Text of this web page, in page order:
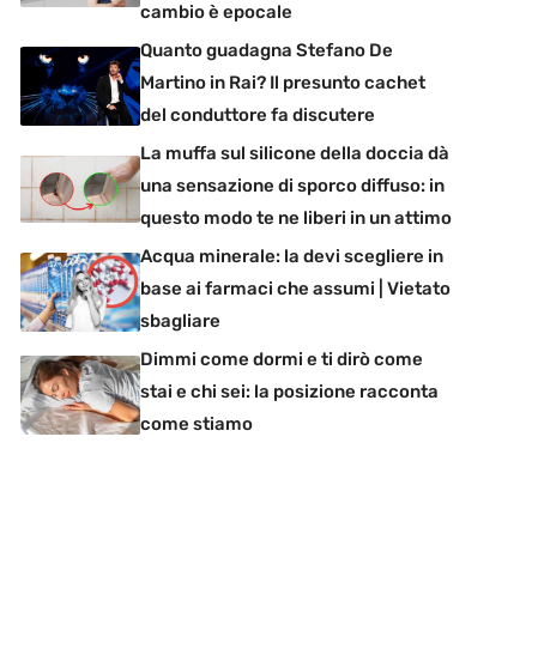
cambio è epocale
Quanto guadagna Stefano De
Martino in Rai? Il presunto cachet
del conduttore fa discutere
La muffa sul silicone della doccia dà
una sensazione di sporco diffuso: in
questo modo te ne liberi in un attimo
Acqua minerale: la devi scegliere in
base ai farmaci che assumi | Vietato
sbagliare
Dimmi come dormi e ti dirò come
stai e chi sei: la posizione racconta
come stiamo